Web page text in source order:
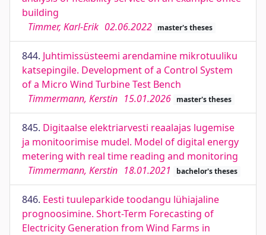
building
Timmer, Karl-Erik 02.06.2022 master's theses
844. Juhtimissüsteemi arendamine mikrotuuliku
katsepingile. Development of a Control System
of a Micro Wind Turbine Test Bench
Timmermann, Kerstin 15.01.2026 master's theses
845. Digitaalse elektriarvesti reaalajas lugemise
ja monitoorimise mudel. Model of digital energy
metering with real time reading and monitoring
Timmermann, Kerstin 18.01.2021 bachelor's theses
846. Eesti tuuleparkide toodangu lühiajaline
prognoosimine. Short-Term Forecasting of
Electricity Generation from Wind Farms in